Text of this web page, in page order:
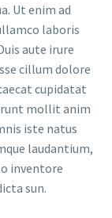
Ut enim ad
laboris
aute irure
cillum dolore
cupidatat
mollit anim
iste natus
laudantium,
inventore
sun.